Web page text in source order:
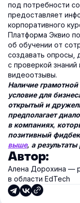
под потребности
предоставляет
корпоративного
Платформа Эквио
об обучении от
создавать опросы,
с проверкой
видеоотзывы.
Наличие
условие для
открытый и
предполагает
в компаниях,
позитивный
выше, а
Автор:
Алена Дорохина —
в области EdTech